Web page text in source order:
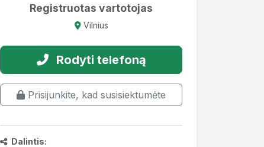
Registruotas vartotojas
Vilnius
Rodyti telefoną
Prisijunkite, kad susisiektumėte
Dalintis: